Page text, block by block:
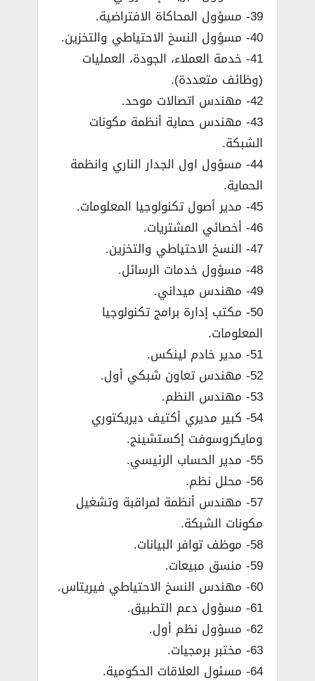
39- مسؤول المحاكاة الافتراضية.
40- مسؤول النسخ الاحتياطي والتخزين.
41- خدمة العملاء، الجودة، العمليات
(وظائف متعددة).
42- مهندس اتصالات موحد.
43- مهندس حماية أنظمة مكونات
الشبكة.
44- مسؤول اول الجدار الناري وانظمة
الحماية.
45- مدير أصول تكنولوجيا المعلومات.
46- أخصائي المشتريات.
47- النسخ الاحتياطي والتخزين.
48- مسؤول خدمات الرسائل.
49- مهندس ميداني.
50- مكتب إدارة برامج تكنولوجيا
المعلومات.
51- مدير خادم لينكس.
52- مهندس تعاون شبكي أول.
53- مهندس النظم.
54- كبير مديري أكتيف ديريكتوري
ومايكروسوفت إكستشينج.
55- مدير الحساب الرئيسي.
56- محلل نظم.
57- مهندس أنظمة لمراقبة وتشغيل
مكونات الشبكة.
58- موظف توافر البيانات.
59- منسق مبيعات.
60- مهندس النسخ الاحتياطي فيريتاس.
61- مسؤول دعم التطبيق.
62- مسؤول نظم أول.
63- مختبر برمجيات.
64- مسئول العلاقات الحكومية.